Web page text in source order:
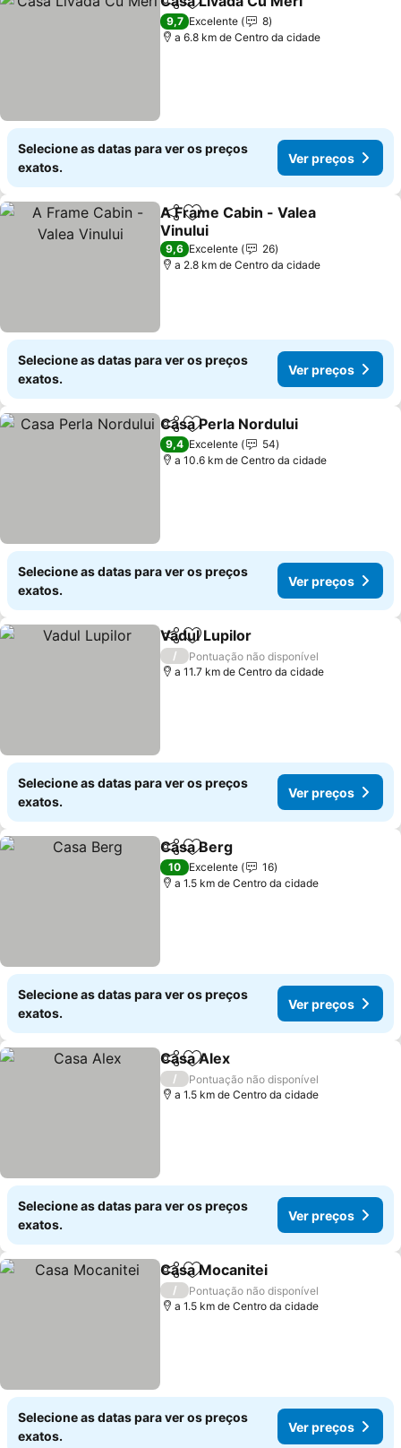
PartilharAdicionar aos favoritos
9,7 Excelente
8
a 6.8 km de Centro da cidade
Selecione as datas para ver os preços
exatos.
Ver preços
PartilharAdicionar aos favoritos
A Frame Cabin - Valea
Vinului
Ver preços
9,6 Excelente
26
a 2.8 km de Centro da cidade
Selecione as datas para ver os preços
exatos.
Ver preços
PartilharAdicionar aos favoritos
Casa Perla Nordului
9,4 Excelente
54
a 10.6 km de Centro da cidade
Selecione as datas para ver os preços
exatos.
Ver preços
PartilharAdicionar aos favoritos
Vadul Lupilor
/
Pontuação não disponível
a 11.7 km de Centro da cidade
Selecione as datas para ver os preços
exatos.
Ver preços
PartilharAdicionar aos favoritos
Casa Berg
10 Excelente
16
a 1.5 km de Centro da cidade
Selecione as datas para ver os preços
exatos.
Ver preços
PartilharAdicionar aos favoritos
Casa Alex
/
Pontuação não disponível
a 1.5 km de Centro da cidade
Selecione as datas para ver os preços
exatos.
Ver preços
PartilharAdicionar aos favoritos
Casa Mocanitei
/
Pontuação não disponível
a 1.5 km de Centro da cidade
Selecione as datas para ver os preços
exatos.
Ver preços